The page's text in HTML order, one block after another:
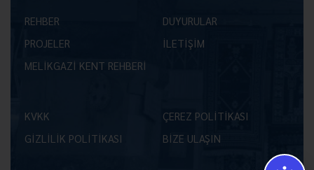
REHBER
DUYURULAR
PROJELER
İLETİŞİM
MELİKGAZİ KENT REHBERİ
KVKK
ÇEREZ POLİTİKASI
GİZLİLİK POLİTİKASI
BİZE ULAŞIN